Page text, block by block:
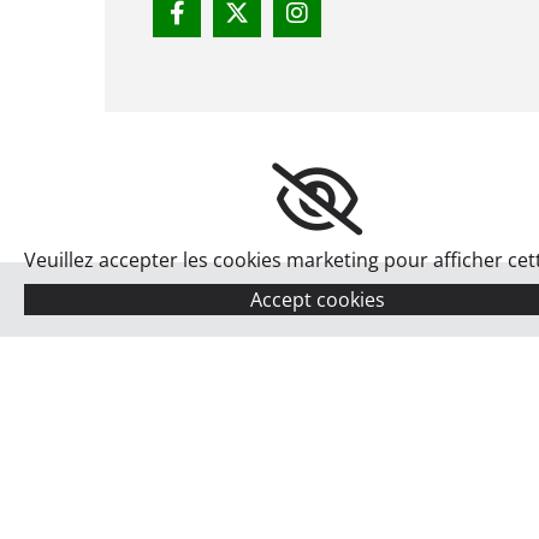
Veuillez accepter les cookies marketing pour afficher
Accept cookies